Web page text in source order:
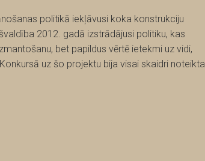
politikā iekļāvusi koka konstrukciju
2012. gadā izstrādājusi politiku, kas
bet papildus vērtē ietekmi uz vidi,
uz šo projektu bija visai skaidri noteikta